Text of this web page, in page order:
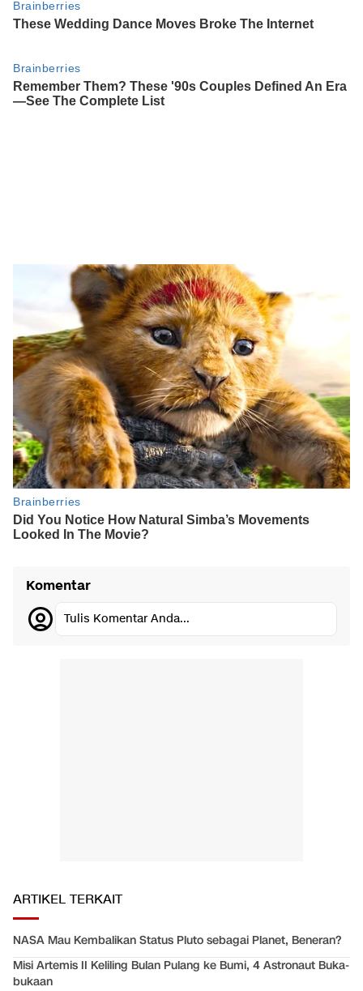
Komentar
Tulis Komentar Anda...
ARTIKEL TERKAIT
NASA Mau Kembalikan Status Pluto sebagai Planet, Beneran?
Misi Artemis II Keliling Bulan Pulang ke Bumi, 4 Astronaut Buka-
bukaan